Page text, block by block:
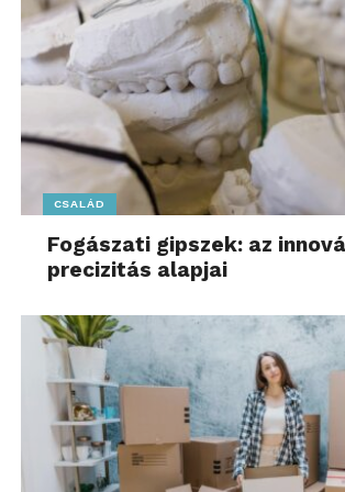
legalább egy olyan
(például helytelen
túlsúly vagy
ami felboríthatja a
egyensúlyát.
Ezek együtt olyan biokémiai
létre, amelyben a motiváció, a
stabilitás nem tud optimálisan
függetlenül attól, hogy valaki éppen
A szakember szerint a
állapot mögött
nem akaraterő
A modern életmód folyamatos
szervezet számára: stressz,
CSALÁD
Fogászati gipszek: az
precizitás alapjai